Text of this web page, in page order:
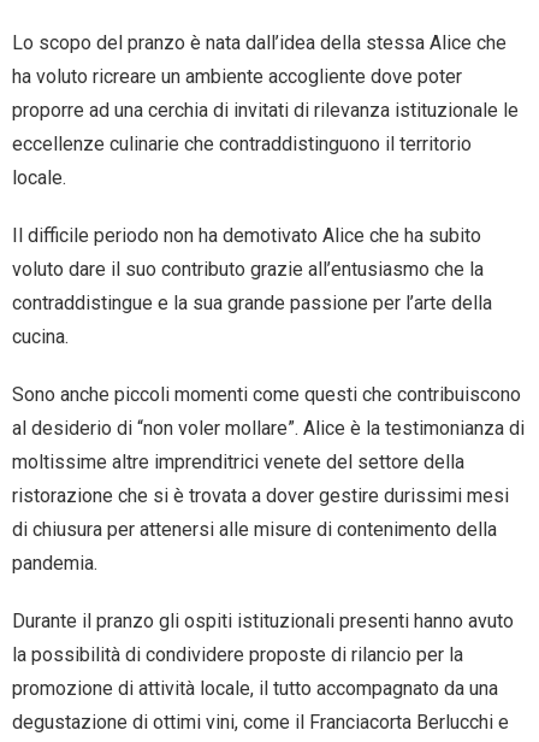
Lo scopo del pranzo è nata dall’idea della stessa Alice che
ha voluto ricreare un ambiente accogliente dove poter
proporre ad una cerchia di invitati di rilevanza istituzionale le
eccellenze culinarie che contraddistinguono il territorio
locale.
Il difficile periodo non ha demotivato Alice che ha subito
voluto dare il suo contributo grazie all’entusiasmo che la
contraddistingue e la sua grande passione per l’arte della
cucina.
Sono anche piccoli momenti come questi che contribuiscono
al desiderio di “non voler mollare”. Alice è la testimonianza di
moltissime altre imprenditrici venete del settore della
ristorazione che si è trovata a dover gestire durissimi mesi
di chiusura per attenersi alle misure di contenimento della
pandemia.
Durante il pranzo gli ospiti istituzionali presenti hanno avuto
la possibilità di condividere proposte di rilancio per la
promozione di attività locale, il tutto accompagnato da una
degustazione di ottimi vini, come il Franciacorta Berlucchi e